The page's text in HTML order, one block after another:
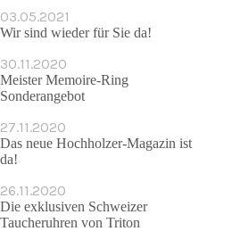
03.05.2021
Wir sind wieder für Sie da!
30.11.2020
Meister Memoire-Ring
Sonderangebot
27.11.2020
Das neue Hochholzer-Magazin ist
da!
26.11.2020
Die exklusiven Schweizer
Taucheruhren von Triton